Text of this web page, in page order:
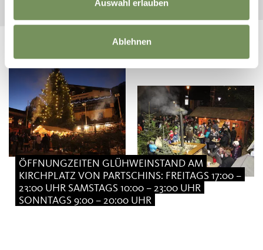
Auswahl erlauben
Ablehnen
ÖFFNUNGZEITEN GLÜHWEINSTAND AM
KIRCHPLATZ VON PARTSCHINS: FREITAGS 17:00 –
23:00 UHR SAMSTAGS 10:00 – 23:00 UHR
SONNTAGS 9:00 – 20:00 UHR